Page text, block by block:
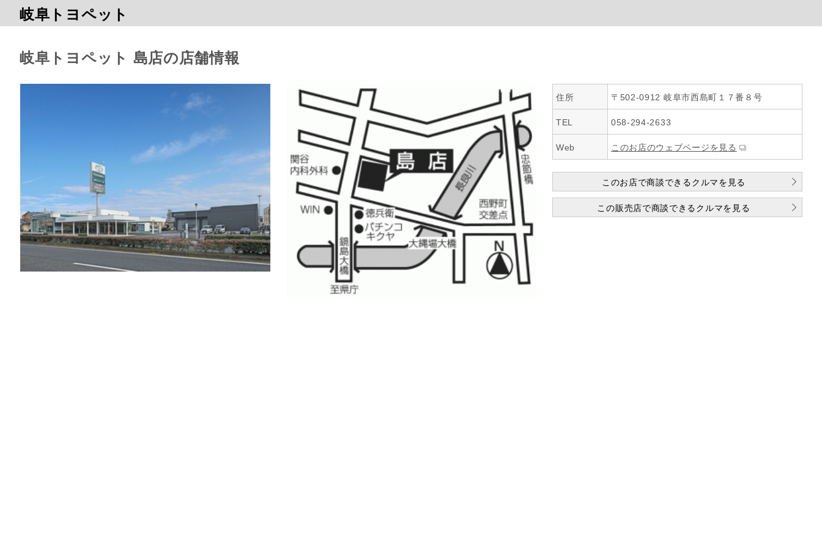
岐阜トヨペット
岐阜トヨペット 島店の店舗情報
住所 〒502-0912 岐阜市西島町１７番８号
TEL 058-294-2633
Web このお店のウェブページを見る
このお店で商談できるクルマを見る
この販売店で商談できるクルマを見る